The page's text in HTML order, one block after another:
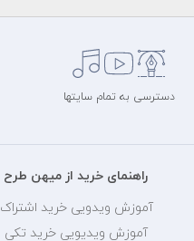
دسترسی به تمام سایتها
راهنمای خرید از میهن طرح
آموزش ویدویی خرید اشتراک
آموزش ویدیویی خرید تکی